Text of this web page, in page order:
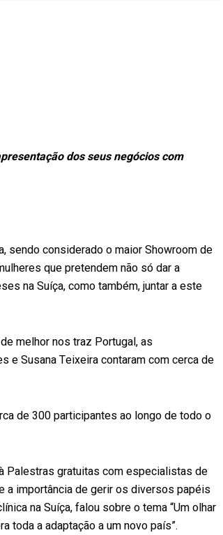
dos seus negócios com
sendo considerado o maior Showroom de
que pretendem não só dar a
na Suíça, como também, juntar a este
melhor nos traz Portugal, as
e Susana Teixeira contaram com cerca de
de 300 participantes ao longo de todo o
Palestras gratuitas com especialistas de
a importância de gerir os diversos papéis
na Suíça, falou sobre o tema “Um olhar
toda a adaptação a um novo país”.